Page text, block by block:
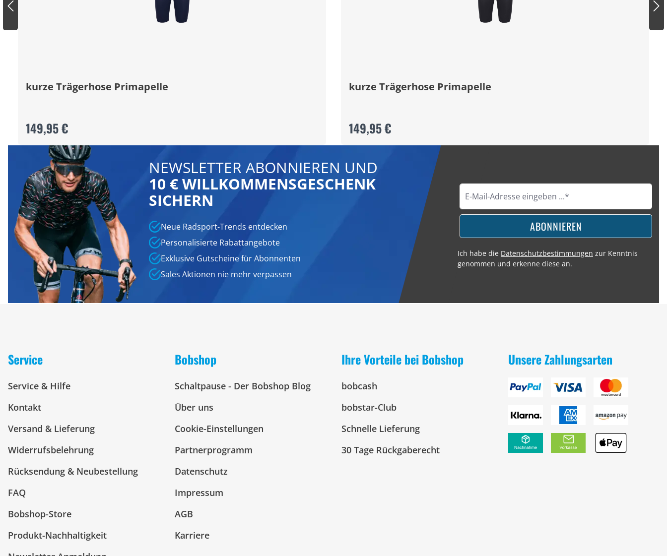
kurze Trägerhose Primapelle
149,95 €
kurze Trägerhose Primapelle
149,95 €
NEWSLETTER ABONNIEREN UND
10 € WILLKOMMENSGESCHENK
SICHERN
Neue Radsport-Trends entdecken
Personalisierte Rabattangebote
Exklusive Gutscheine für Abonnenten
Sales Aktionen nie mehr verpassen
ABONNIEREN
Ich habe die Datenschutzbestimmungen zur Kenntnis
genommen und erkenne diese an.
Service
Service & Hilfe
Kontakt
Versand & Lieferung
Widerrufsbelehrung
Rücksendung & Neubestellung
FAQ
Bobshop-Store
Produkt-Nachhaltigkeit
Bobshop
Schaltpause - Der Bobshop Blog
Über uns
Cookie-Einstellungen
Partnerprogramm
Datenschutz
Impressum
AGB
Karriere
Ihre Vorteile bei Bobshop
bobcash
bobstar-Club
Schnelle Lieferung
30 Tage Rückgaberecht
Unsere Zahlungsarten